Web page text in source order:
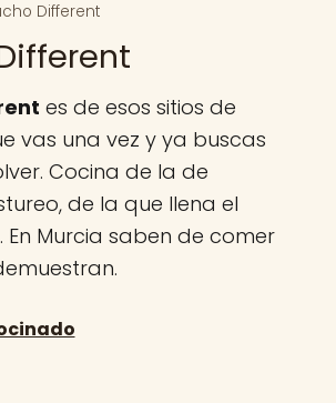
Different
es de esos sitios de
vas una vez y ya buscas
Cocina de la de
de la que llena el
Murcia saben de comer